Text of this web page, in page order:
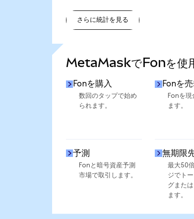
さらに統計を見る
MetaMaskでFonを使
Fonを購入
数回のタップで始め
られます。
Fonを
Fonを現
ます。
予測
Fonと暗号資産予測
市場で取引します。
無期限
最大50
ジでト
グまた
ます。